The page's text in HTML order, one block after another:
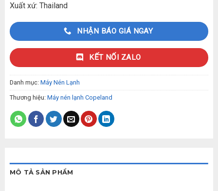
Xuất xứ: Thailand
NHẬN BÁO GIÁ NGAY
KẾT NỐI ZALO
Danh mục: Máy Nén Lạnh
Thương hiệu: Máy nén lạnh Copeland
MÔ TẢ SẢN PHẨM